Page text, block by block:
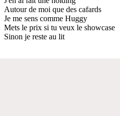
Autour de moi que des cafards
Je me sens comme Huggy
Mets le prix si tu veux le showcase
Sinon je reste au lit